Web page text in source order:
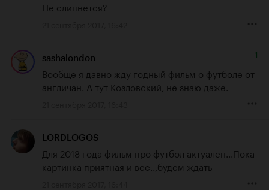
Не слипнется?
sashalondon 1
Вообще я давно жду годный фильм о футболе от
англичан. А тут Козловский, не знаю даже.
LORDLOGOS
Для 2018 года фильм про футбол актуален...Пока
картинка приятная и все..,будем ждать